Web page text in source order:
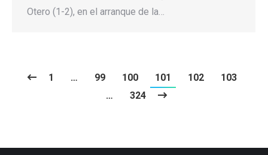
Otero (1-2), en el arranque de la…
1 … 99 100 101 102
103
…
324